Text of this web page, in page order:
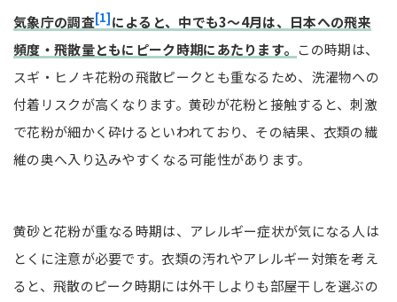
気象庁の調査[1]によると、中でも3〜4月は、日本への飛来
頻度・飛散量ともにピーク時期にあたります。 この時期は、
スギ・ヒノキ花粉の飛散ピークとも重なるため、洗濯物への
付着リスクが高くなります。黄砂が花粉と接触すると、刺激
で花粉が細かく砕けるといわれており、その結果、衣類の繊
維の奥へ入り込みやすくなる可能性があります。
黄砂と花粉が重なる時期は、アレルギー症状が気になる人は
とくに注意が必要です。衣類の汚れやアレルギー対策を考え
ると、飛散のピーク時期には外干しよりも部屋干しを選ぶの